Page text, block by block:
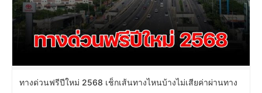
ทางด่วนฟรีปีใหม่ 2568 เช็กเส้นทางไหนบ้างไม่เสียค่าผ่านทาง